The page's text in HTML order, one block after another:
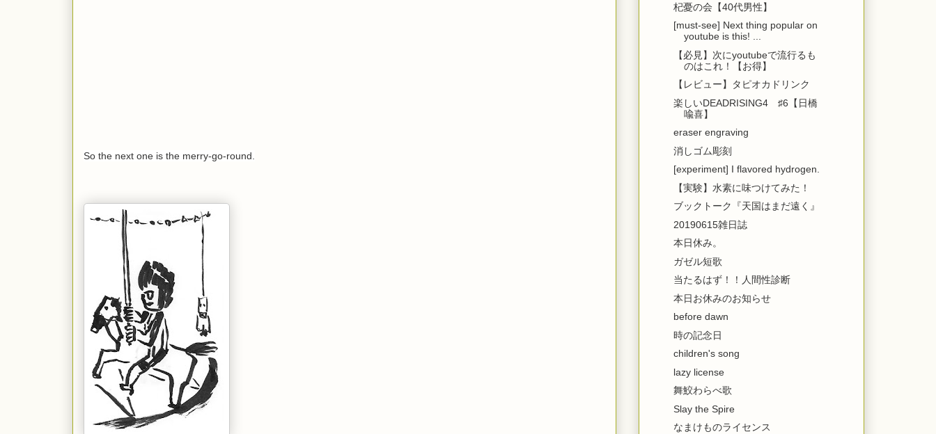
So the next one is the merry-go-round.
杞憂の会【40代男性】
[must-see] Next thing popular on
youtube is this! ...
【必見】次にyoutubeで流行るも
のはこれ！【お得】
【レビュー】タピオカドリンク
楽しいDEADRISING4 ♯6【日橋
喩喜】
eraser engraving
消しゴム彫刻
[experiment] I flavored hydrogen.
【実験】水素に味つけてみた！
ブックトーク『天国はまだ遠く』
20190615雑日誌
本日休み。
ガゼル短歌
当たるはず！！人間性診断
本日お休みのお知らせ
before dawn
時の記念日
children's song
lazy license
舞鮫わらべ歌
Slay the Spire
なまけものライセンス